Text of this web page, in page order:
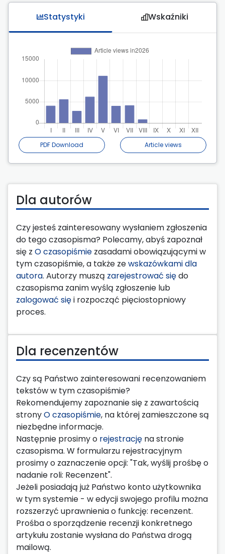
Statystyki Wskaźniki
PDF Download Article views
Dla autorów
Czy jesteś zainteresowany wysłaniem zgłoszenia
do tego czasopisma? Polecamy, abyś zapoznał
się z O czasopiśmie zasadami obowiązującymi w
tym czasopiśmie, a także zewskazówkami dla
autora. Autorzy muszą zarejestrować siędo
czasopisma zanim wyślą zgłoszenie lub
zalogować sięi rozpocząć pięciostopniowy
proces.
Dla recenzentów
Czy są Państwo zainteresowani recenzowaniem
tekstów w tym czasopiśmie?
Rekomendujemy zapoznanie się z zawartością
stronyO czasopiśmie, na której zamieszczone są
niezbędne informacje.
Następnie prosimy o rejestrację na stronie
czasopisma. W formularzu rejestracyjnym
prosimy o zaznaczenie opcji: "Tak, wyślij prośbę o
nadanie roli: Recenzent".
Jeżeli posiadają już Państwo konto użytkownika
w tym systemie - w edycji swojego profilu można
rozszerzyć uprawnienia o funkcję: recenzent.
Prośba o sporządzenie recenzji konkretnego
artykułu zostanie wysłana do Państwa drogą
mailową.